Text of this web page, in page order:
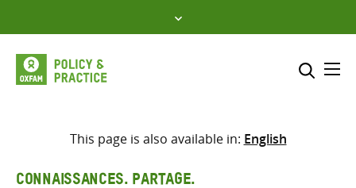
to
content
Sélectionner l’emplacement
Saisir
This page is also available in: English
CONNAISSANCES. PARTAGE.